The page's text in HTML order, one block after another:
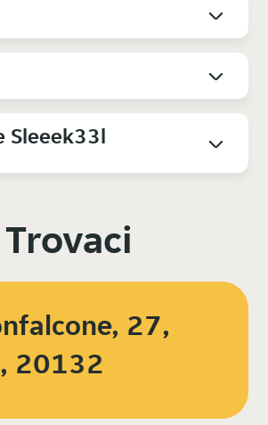
The limone Sleeek33l
Trovaci
27,
20132